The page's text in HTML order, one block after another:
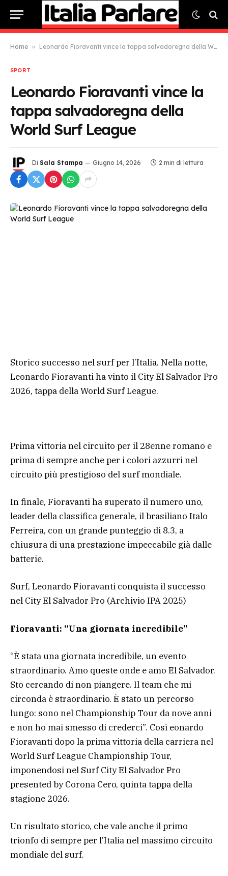
Home » Leonardo Fioravanti vince la tappa salvadoregna della World Surf League
SPORT
Leonardo Fioravanti vince la
tappa salvadoregna della
World Surf League
Di Sala Stampa Giugno 14, 2026 2 min di lettura
Storico successo nel surf per l’Italia. Nella notte,
Leonardo Fioravanti ha vinto il City El Salvador Pro
2026, tappa della World Surf League.
Prima vittoria nel circuito per il 28enne romano e
prima di sempre anche per i colori azzurri nel
circuito più prestigioso del surf mondiale.
In finale, Fioravanti ha superato il numero uno,
leader della classifica generale, il brasiliano Italo
Ferreira, con un grande punteggio di 8.3, a
chiusura di una prestazione impeccabile già dalle
batterie.
Surf, Leonardo Fioravanti conquista il successo
nel City El Salvador Pro (Archivio IPA 2025)
Fioravanti: “Una giornata incredibile”
“È stata una giornata incredibile, un evento
straordinario. Amo queste onde e amo El Salvador.
Sto cercando di non piangere. Il team che mi
circonda è straordinario. È stato un percorso
lungo: sono nel Championship Tour da nove anni
e non ho mai smesso di crederci”. Così eonardo
Fioravanti dopo la prima vittoria della carriera nel
World Surf League Championship Tour,
imponendosi nel Surf City El Salvador Pro
presented by Corona Cero, quinta tappa della
stagione 2026.
Un risultato storico, che vale anche il primo
trionfo di sempre per l’Italia nel massimo circuito
mondiale del surf.